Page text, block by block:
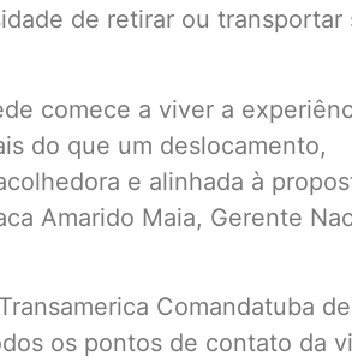
de retirar ou transportar
comece a viver a
do que um deslocamento,
e alinhada à
Amarido Maia, Gerente
Comandatuba de
os pontos de contato da